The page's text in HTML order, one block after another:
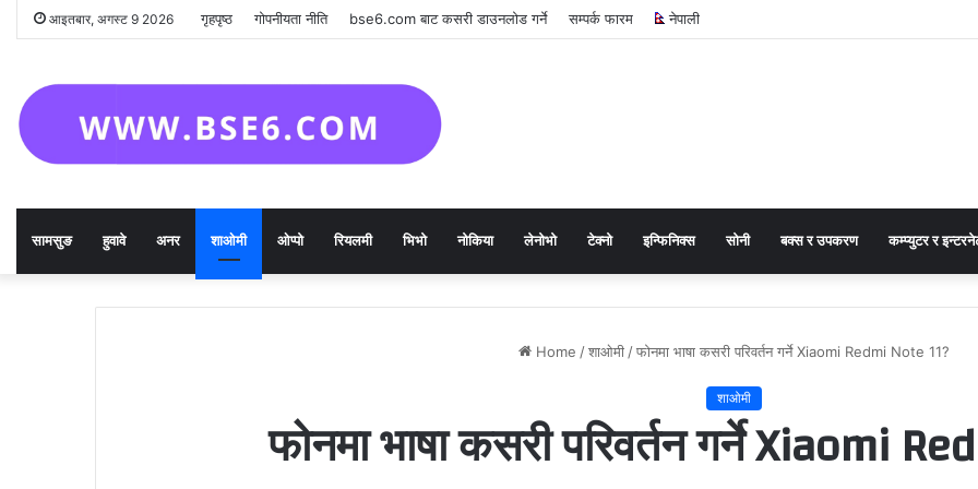
आइतबार, अगस्ट 9 2026 गृहपृष्ठ गोपनीयता नीति bse6.com बाट कसरी डाउनलोड गर्ने सम्पर्क फारम नेपाली
सामसुङ हुवावे अनर शाओमी ओप्पो रियलमी भिभो नोकिया लेनोभो टेक्नो इन्फिनिक्स सोनी बक्स र उपकरण कम्प्युटर र
Home / शाओमी / फोनमा भाषा कसरी परिवर्तन गर्ने Xiaomi Redmi Note 11?
शाओमी
फोनमा भाषा कसरी परिवर्तन गर्ने Xiaomi